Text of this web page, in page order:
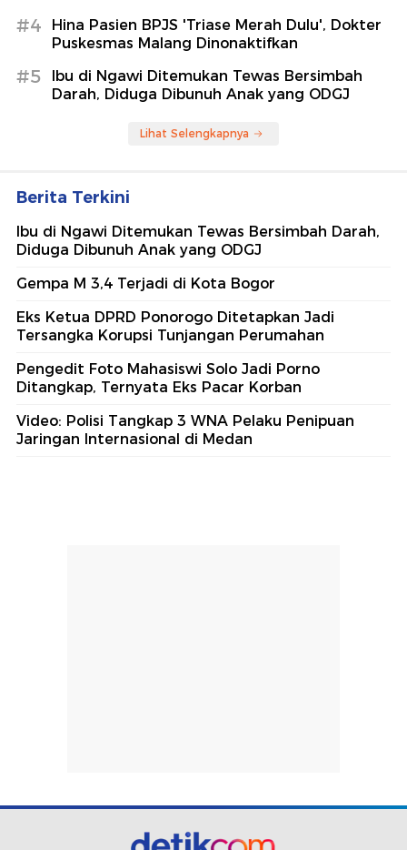
#4
Hina Pasien BPJS 'Triase Merah Dulu', Dokter
Puskesmas Malang Dinonaktifkan
#5
Ibu di Ngawi Ditemukan Tewas Bersimbah
Darah, Diduga Dibunuh Anak yang ODGJ
Lihat Selengkapnya
Berita Terkini
Ibu di Ngawi Ditemukan Tewas Bersimbah Darah,
Diduga Dibunuh Anak yang ODGJ
Gempa M 3,4 Terjadi di Kota Bogor
Eks Ketua DPRD Ponorogo Ditetapkan Jadi
Tersangka Korupsi Tunjangan Perumahan
Pengedit Foto Mahasiswi Solo Jadi Porno
Ditangkap, Ternyata Eks Pacar Korban
Video: Polisi Tangkap 3 WNA Pelaku Penipuan
Jaringan Internasional di Medan